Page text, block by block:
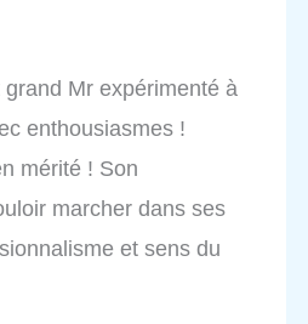
Mr expérimenté à
enthousiasmes !
mérité ! Son
marcher dans ses
et sens du